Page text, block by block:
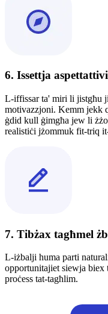
6. Issettja
L-iffissar ta' miri li jistgħu
motivazzjoni. Kemm jekk
ġdid kull ġimgħa jew li
realistiċi jżommuk fit-triq
7. Tibżax tagħmel
L-iżbalji huma parti
opportunitajiet siewja
proċess tat-tagħlim.